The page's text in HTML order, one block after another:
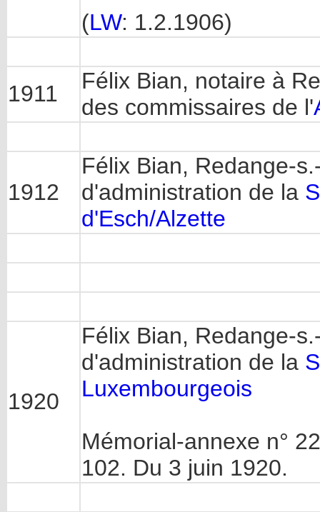
(LW: 1.2.1906)
1911
Félix Bian, notaire à
des commissaires de l'
1912
Félix Bian, Redange-
d'administration de la
d'Esch/Alzette
1920
Félix Bian, Redange-
d'administration de la
Luxembourgeois
Mémorial-annexe n°
102. Du 3 juin 1920.